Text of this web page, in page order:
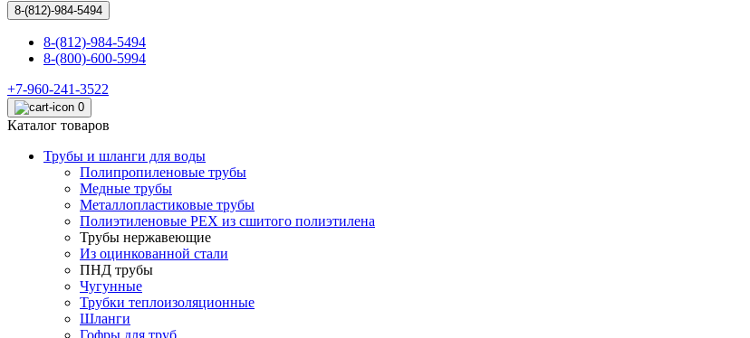
8-(812)-984-5494
8-(812)-984-5494
8-(800)-600-5994
+7-960-241-3522
0
Каталог товаров
Трубы и шланги для воды
Полипропиленовые трубы
Медные трубы
Металлопластиковые трубы
Полиэтиленовые PEX из сшитого полиэтилена
Трубы нержавеющие
Из оцинкованной стали
ПНД трубы
Чугунные
Трубки теплоизоляционные
Шланги
Гофры для труб